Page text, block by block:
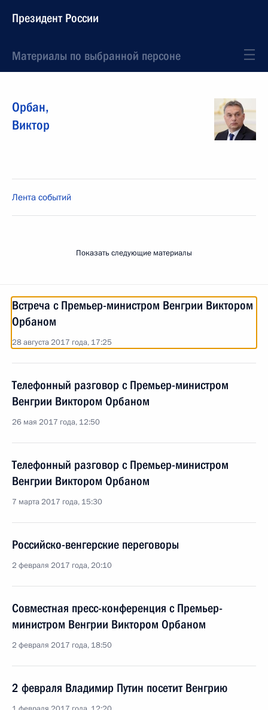
Президент России
Материалы по выбранной персоне
Орбан,
Виктор
Лента событий
Показать следующие материалы
Встреча с Премьер-министром Венгрии Виктором
Орбаном
28 августа 2017 года, 17:25
Телефонный разговор с Премьер-министром
Венгрии Виктором Орбаном
26 мая 2017 года, 12:50
Телефонный разговор с Премьер-министром
Венгрии Виктором Орбаном
7 марта 2017 года, 15:30
Российско-венгерские переговоры
2 февраля 2017 года, 20:10
Совместная пресс-конференция с Премьер-
министром Венгрии Виктором Орбаном
2 февраля 2017 года, 18:50
2 февраля Владимир Путин посетит Венгрию